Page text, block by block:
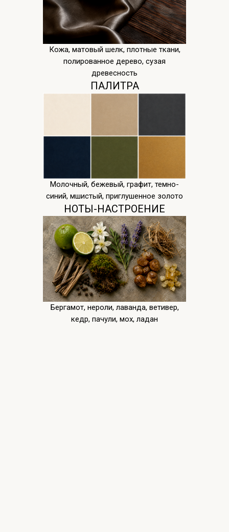
Кожа, матовый шелк, плотные ткани,
полированное дерево, сузая
древесность
ПАЛИТРА
Молочный, бежевый, графит, темно-
синий, мшистый, приглушенное золото
НОТЫ-НАСТРОЕНИЕ
Бергамот, нероли, лаванда, ветивер,
кедр, пачули, мох, ладан